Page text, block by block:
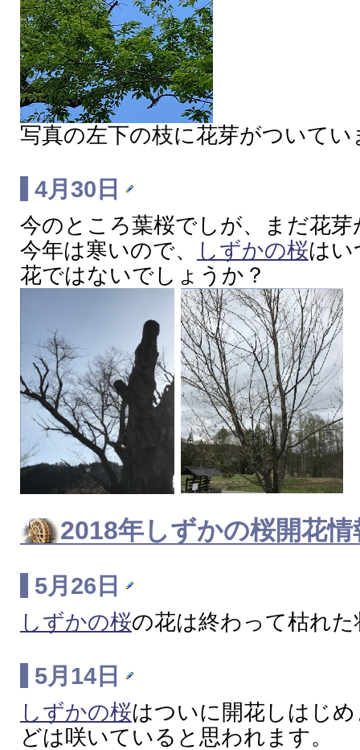
写真の左下の枝に花芽がついて
4月30日
今のところ葉桜でしが、まだ花
今年は寒いので、
しずかの桜はい
花ではないでしょうか？
2018年しずかの桜開花
5月26日
しずかの桜の花は終わって枯れ
5月14日
しずかの桜はついに開花しはじ
どは咲いていると思われます。